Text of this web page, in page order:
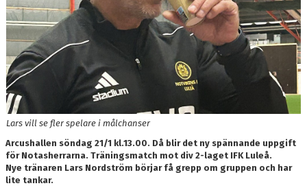
MATCHFAKTA
Lars vill se fler spelare i målchanser
Arcushallen söndag 21/1 kl.13.00. Då blir det ny spännande uppgift
för Notasherrarna. Träningsmatch mot div 2-laget IFK Luleå.
Nye tränaren Lars Nordström börjar få grepp om gruppen och har
lite tankar.